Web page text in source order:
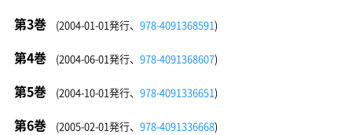
第3巻 (2004-01-01発行、 978-4091368591)
第4巻 (2004-06-01発行、 978-4091368607)
第5巻 (2004-10-01発行、 978-4091336651)
第6巻 (2005-02-01発行、 978-4091336668)